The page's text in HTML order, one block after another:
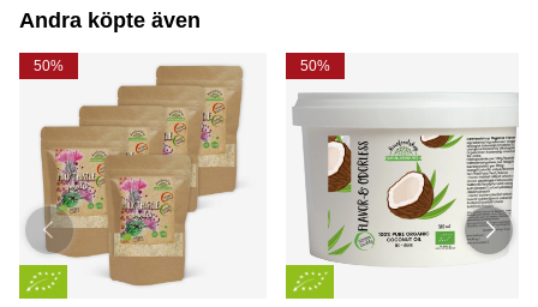
Andra köpte även
50% 50%